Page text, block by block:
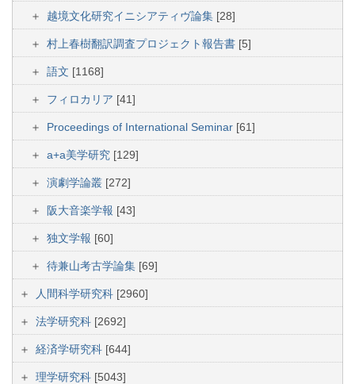
越境文化研究イニシアティヴ論集 [28]
村上春樹翻訳調査プロジェクト報告書 [5]
語文 [1168]
フィロカリア [41]
Proceedings of International Seminar [61]
a+a美学研究 [129]
演劇学論叢 [272]
阪大音楽学報 [43]
独文学報 [60]
待兼山考古学論集 [69]
人間科学研究科 [2960]
法学研究科 [2692]
経済学研究科 [644]
理学研究科 [5043]